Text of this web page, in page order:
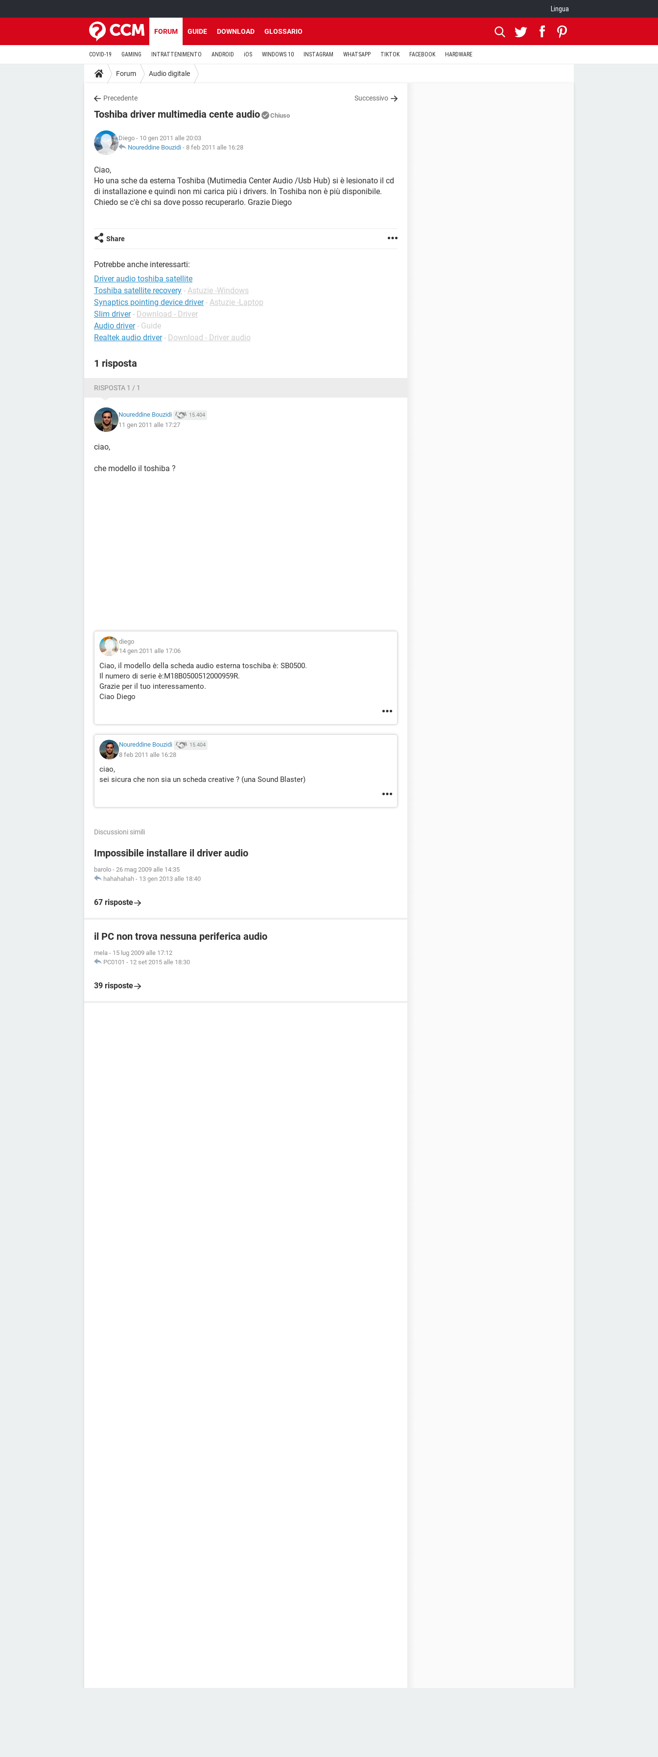
Lingua
FORUM GUIDE DOWNLOAD GLOSSARIO
COVID-19 GAMING INTRATTENIMENTO ANDROID iOS WINDOWS 10 INSTAGRAM WHATSAPP TIKTOK FACEBOOK HARDWARE
Forum Audio digitale
Precedente Successivo
Toshiba driver multimedia cente audio Chiuso
Diego - 10 gen 2011 alle 20:03
Noureddine Bouzidi - 8 feb 2011 alle 16:28
Ciao,
Ho una sche da esterna Toshiba (Mutimedia Center Audio /Usb Hub) si è lesionato il cd
di installazione e quindi non mi carica più i drivers. In Toshiba non è più disponibile.
Chiedo se c'è chi sa dove posso recuperarlo. Grazie Diego
Share
Potrebbe anche interessarti:
Driver audio toshiba satellite
Toshiba satellite recovery - Astuzie -Windows
Synaptics pointing device driver - Astuzie -Laptop
Slim driver - Download - Driver
Audio driver - Guide
Realtek audio driver - Download - Driver audio
1 risposta
RISPOSTA 1 / 1
Noureddine Bouzidi 15.404
11 gen 2011 alle 17:27
ciao,
che modello il toshiba ?
diego
14 gen 2011 alle 17:06
Ciao, il modello della scheda audio esterna toschiba è: SB0500.
Il numero di serie è:M18B0500512000959R.
Grazie per il tuo interessamento.
Ciao Diego
Noureddine Bouzidi 15.404
8 feb 2011 alle 16:28
ciao,
sei sicura che non sia un scheda creative ? (una Sound Blaster)
Discussioni simili
Impossibile installare il driver audio
barolo - 26 mag 2009 alle 14:35
hahahahah - 13 gen 2013 alle 18:40
67 risposte
il PC non trova nessuna periferica audio
mela - 15 lug 2009 alle 17:12
PC0101 - 12 set 2015 alle 18:30
39 risposte